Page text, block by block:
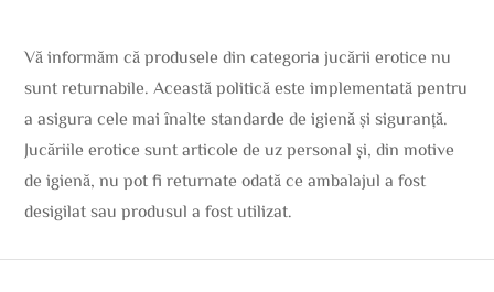
Vă informăm că produsele din categoria jucării erotice nu
sunt returnabile. Această politică este implementată pentru
a asigura cele mai înalte standarde de igienă și siguranță.
Jucăriile erotice sunt articole de uz personal și, din motive
de igienă, nu pot fi returnate odată ce ambalajul a fost
desigilat sau produsul a fost utilizat.